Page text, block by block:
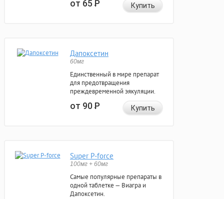
от 65Р Купить
Дапоксетин
60мг
Единственный в мире препарат
для предотвращения
преждевременной эякуляции.
от 90Р Купить
Super P-force
100мг + 60мг
Самые популярные препараты в
одной таблетке — Виагра и
Дапоксетин.